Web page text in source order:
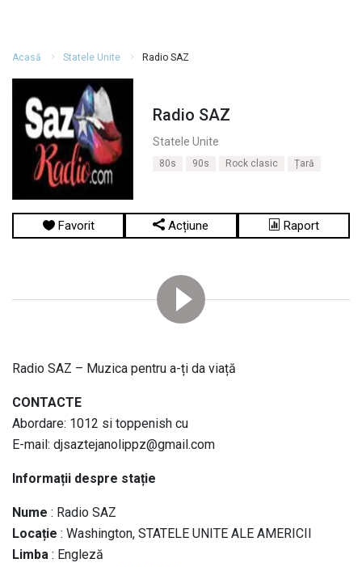
Acasă Statele Unite Radio SAZ
Radio SAZ
Statele Unite
80s 90s Rock clasic Țară
Favorit Acțiune Raport
Radio SAZ – Muzica pentru a-ți da viață
CONTACTE
Abordare: 1012 si toppenish cu
E-mail: djsaztejanolippz@gmail.com
Informații despre stație
Nume : Radio SAZ
Locație : Washington, STATELE UNITE ALE AMERICII
Limba : Engleză